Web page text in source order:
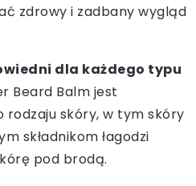
zdrowy i zadbany wygląd
dla każdego typu
Beard Balm jest
rodzaju skóry, w tym skóry
składnikom łagodzi
pod brodą.